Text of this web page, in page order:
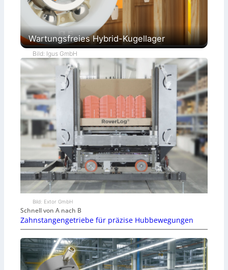
Wartungsfreies Hybrid-Kugellager
Bild: Igus GmbH
Bild: Extor GmbH
Schnell von A nach B
Zahnstangengetriebe für präzise Hubbewegungen